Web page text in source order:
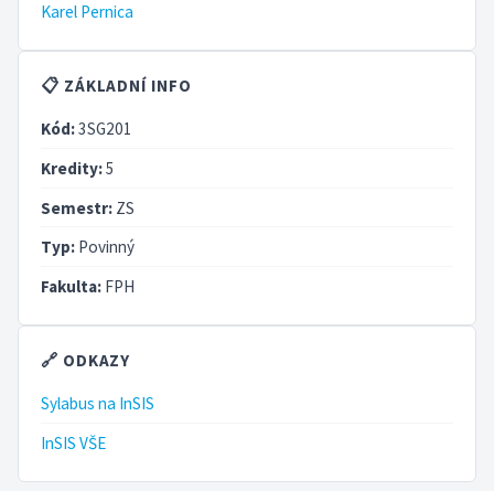
Karel Pernica
📋 ZÁKLADNÍ INFO
Kód:3SG201
Kredity:5
Semestr: ZS
Typ: Povinný
Fakulta: FPH
🔗 ODKAZY
Sylabus na InSIS
InSIS VŠE